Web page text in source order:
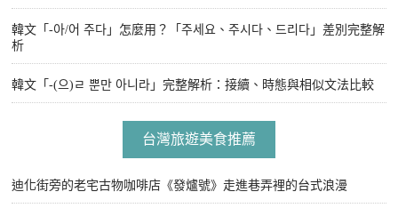
韓文「-아/어 주다」怎麼用？「주세요、주시다、드리다」差別完整解
析
韓文「-(으)ㄹ 뿐만 아니라」完整解析：接續、時態與相似文法比較
台灣旅遊美食推薦
迪化街旁的老宅古物咖啡店《發爐號》走進巷弄裡的台式浪漫